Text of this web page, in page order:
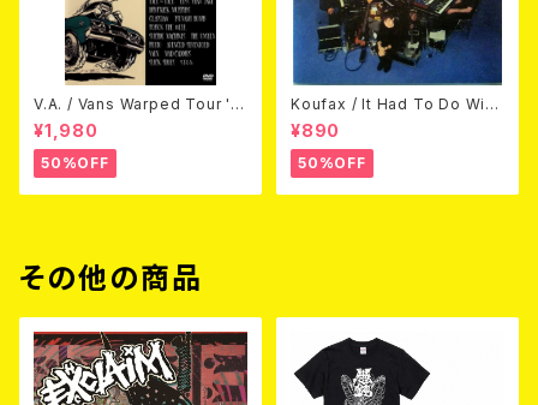
V.A. / Vans Warped Tour '0
3 (DVD)
¥1,980
50%OFF
Koufax / It Had To Do With
Love (CD)
¥890
50%OFF
その他の商品